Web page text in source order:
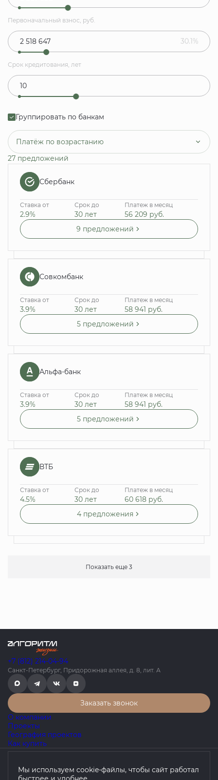
Первоначальный взнос, руб.
30.1%
Срок кредитования, лет
Группировать по банкам
Платёж по возрастанию
27 предложений
Сбербанк
Ставка от
2.9%
Срок до
30 лет
Платеж в месяц
56 209 руб.
9 предложений
Совкомбанк
Ставка от
3.9%
Срок до
30 лет
Платеж в месяц
58 941 руб.
5 предложений
Альфа-банк
Ставка от
3.9%
Срок до
30 лет
Платеж в месяц
58 941 руб.
5 предложений
ВТБ
Ставка от
4.5%
Срок до
30 лет
Платеж в месяц
60 618 руб.
4 предложения
Показать еще 3
+7 (812) 214-04-94
Санкт-Петербург, Придорожная аллея, д. 8, лит. А
Заказать звонок
О компании
Проекты
География проектов
Как купить
Согласие на обработку персональных данных
Мы используем cookie-файлы, чтобы сайт работал